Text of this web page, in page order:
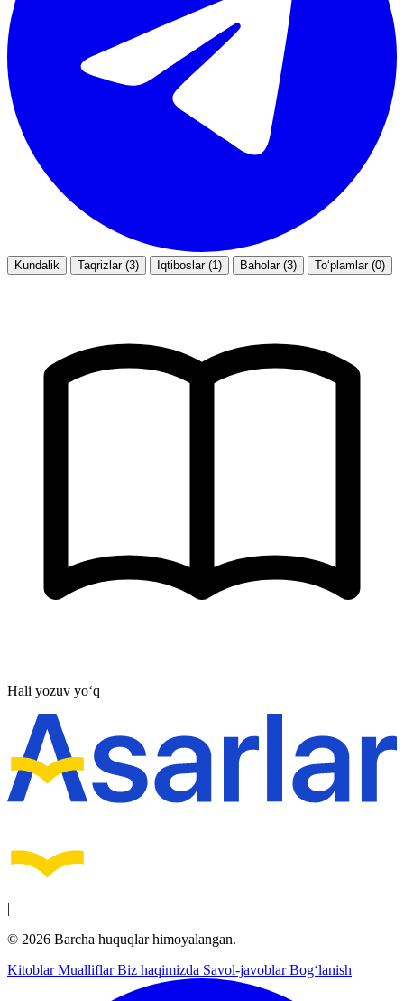
Kundalik Taqrizlar (3) Iqtiboslar (1) Baholar (3) To‘plamlar (0)
Hali yozuv yo‘q
|
© 2026 Barcha huquqlar himoyalangan.
KitoblarMualliflarBiz haqimizda Savol-javoblarBog‘lanish